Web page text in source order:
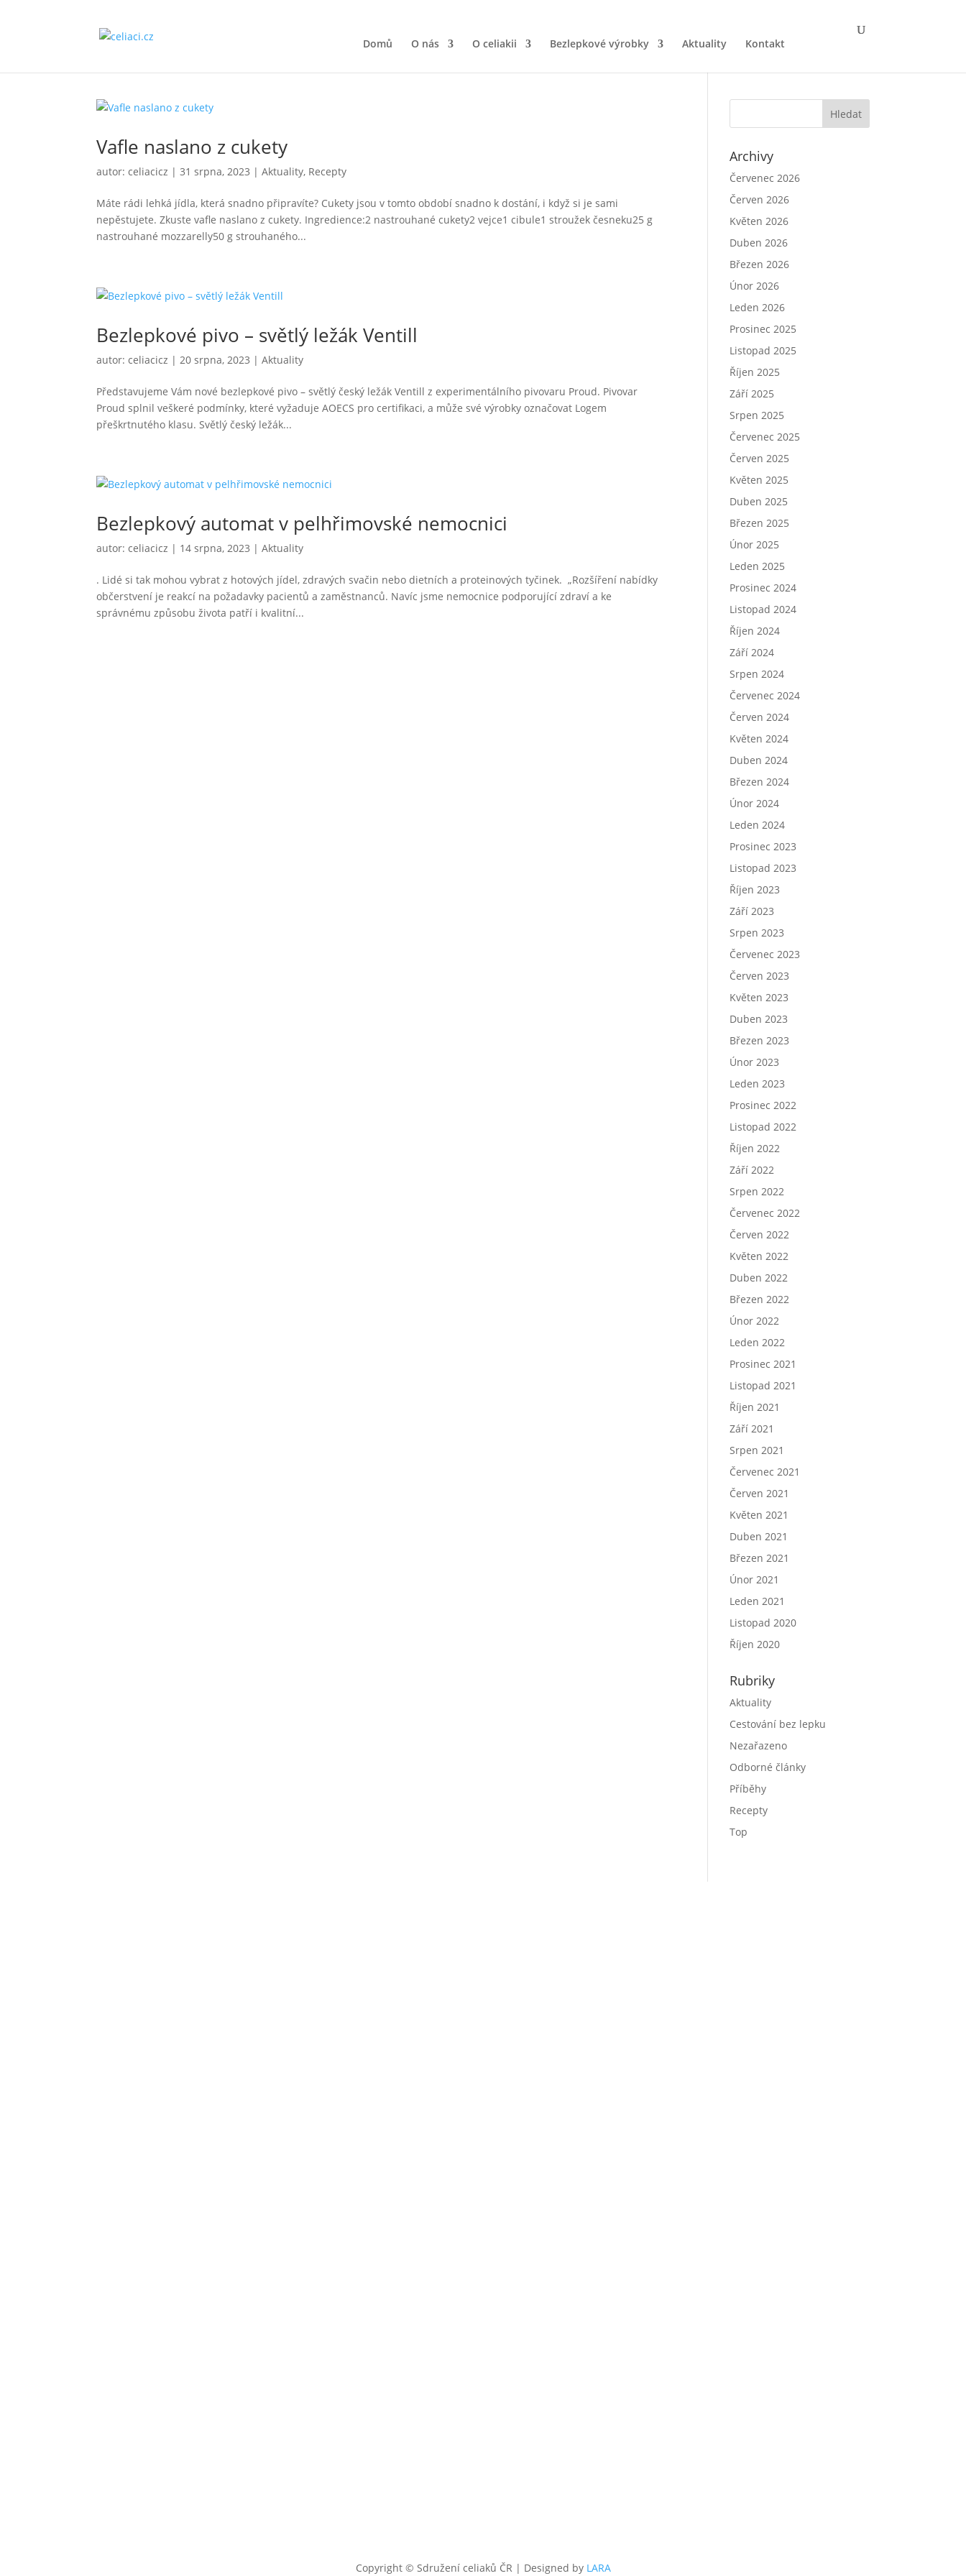
Domů O nás O celiakii Bezlepkové výrobky Aktuality Kontakt
Vafle naslano z cukety
autor:celiacicz |31 srpna, 2023 |Aktuality, Recepty
Máte rádi lehká jídla, která snadno připravíte? Cukety jsou v tomto období snadno k dostání, i když si je sami
nepěstujete. Zkuste vafle naslano z cukety. Ingredience:2 nastrouhané cukety2 vejce1 cibule1 stroužek česneku25 g
nastrouhané mozzarelly50 g strouhaného...
Bezlepkové pivo – světlý ležák Ventill
autor:celiacicz |20 srpna, 2023 |Aktuality
Představujeme Vám nové bezlepkové pivo – světlý český ležák Ventill z experimentálního pivovaru Proud. Pivovar
Proud splnil veškeré podmínky, které vyžaduje AOECS pro certifikaci, a může své výrobky označovat Logem
přeškrtnutého klasu. Světlý český ležák...
Bezlepkový automat v pelhřimovské nemocnici
autor:celiacicz | 14 srpna, 2023 |Aktuality
. Lidé si tak mohou vybrat z hotových jídel, zdravých svačin nebo dietních a proteinových tyčinek. „Rozšíření nabídky
občerstvení je reakcí na požadavky pacientů a zaměstnanců. Navíc jsme nemocnice podporující zdraví a ke
správnému způsobu života patří i kvalitní...
Archivy
Červenec 2026
Červen 2026
Květen 2026
Duben 2026
Březen 2026
Únor 2026
Leden 2026
Prosinec 2025
Listopad 2025
Říjen 2025
Září 2025
Srpen 2025
Červenec 2025
Červen 2025
Květen 2025
Duben 2025
Březen 2025
Únor 2025
Leden 2025
Prosinec 2024
Listopad 2024
Říjen 2024
Září 2024
Srpen 2024
Červenec 2024
Červen 2024
Květen 2024
Duben 2024
Březen 2024
Únor 2024
Leden 2024
Prosinec 2023
Listopad 2023
Říjen 2023
Září 2023
Srpen 2023
Červenec 2023
Červen 2023
Květen 2023
Duben 2023
Březen 2023
Únor 2023
Leden 2023
Prosinec 2022
Listopad 2022
Říjen 2022
Září 2022
Srpen 2022
Červenec 2022
Červen 2022
Květen 2022
Duben 2022
Březen 2022
Únor 2022
Leden 2022
Prosinec 2021
Listopad 2021
Říjen 2021
Září 2021
Srpen 2021
Červenec 2021
Červen 2021
Květen 2021
Duben 2021
Březen 2021
Únor 2021
Leden 2021
Listopad 2020
Říjen 2020
Rubriky
Aktuality
Cestování bez lepku
Nezařazeno
Odborné články
Příběhy
Recepty
Top
Copyright © Sdružení celiaků ČR | Designed by LARA